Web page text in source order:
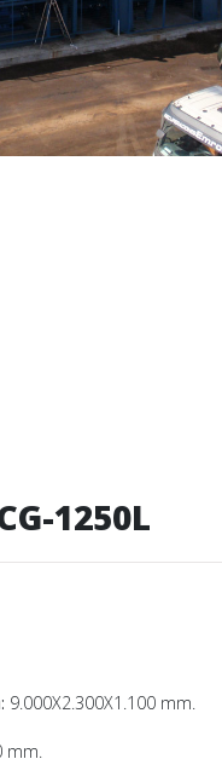
1250L
9.000X2.300X1.100 mm.
mm.